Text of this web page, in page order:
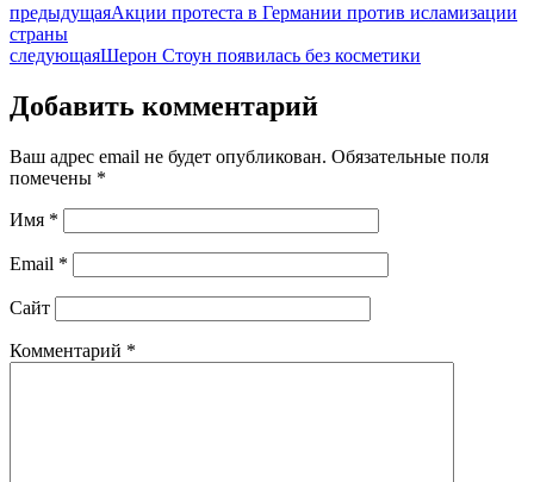
предыдущаяАкции протеста в Германии против исламизации
страны
следующаяШерон Стоун появилась без косметики
Добавить комментарий
Ваш адрес email не будет опубликован. Обязательные поля
помечены *
Имя *
Email *
Сайт
Комментарий *